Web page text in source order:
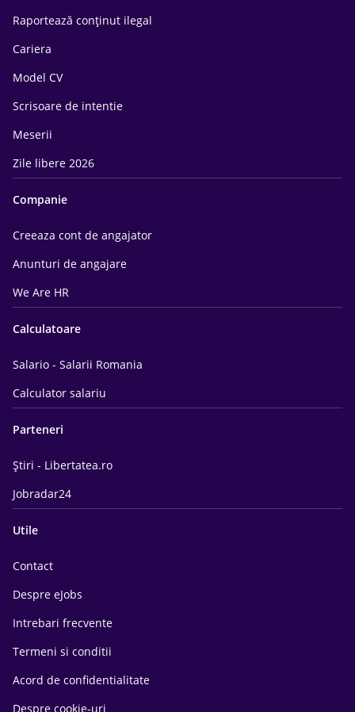
Raportează conținut ilegal
Cariera
Model CV
Scrisoare de intentie
Meserii
Zile libere 2026
Companie
Creeaza cont de angajator
Anunturi de angajare
We Are HR
Calculatoare
Salario - Salarii Romania
Calculator salariu
Parteneri
Știri - Libertatea.ro
Jobradar24
Utile
Contact
Despre eJobs
Intrebari frecvente
Termeni si conditii
Acord de confidentialitate
Despre cookie-uri